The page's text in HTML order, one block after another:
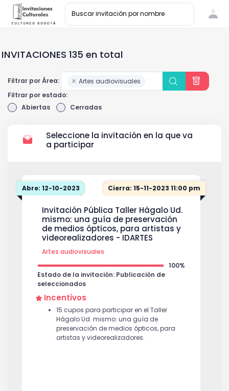
INVITACIONES 135 en total
Filtrar por Área:
Artes audiovisuales
Filtrar por estado:
Abiertas
Cerradas
Seleccione la invitación en la que va
a participar
Abre: 12-10-2023 Cierra: 15-11-2023 11:00 pm
Invitación Pública Taller Hágalo Ud.
mismo: una guía de preservación
de medios ópticos, para artistas y
videorealizadores - IDARTES
Artes audiovisuales
100%
Estado de la invitación: Publicación de
seleccionados
Incentivos
15 cupos para participar en el Taller
Hágalo Ud. mismo: una guía de
preservación de medios ópticos, para
artistas y videorealizadores.